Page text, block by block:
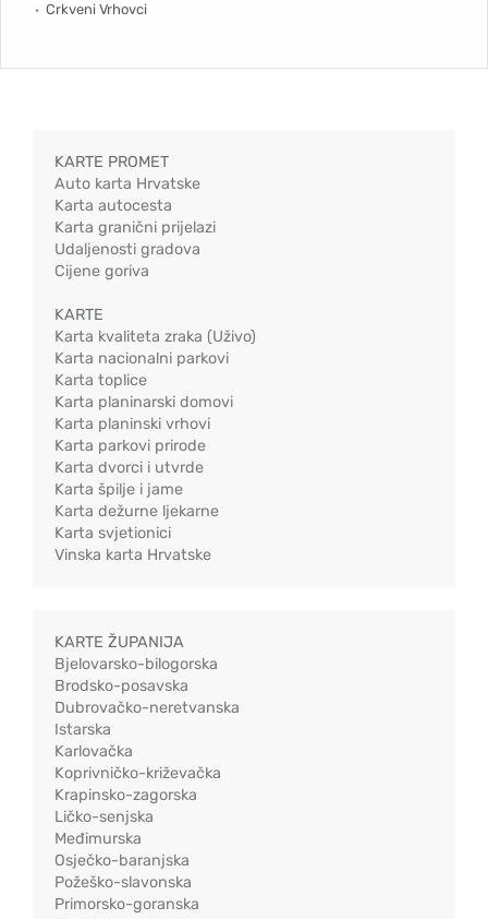
Crkveni Vrhovci
KARTE PROMET
Auto karta Hrvatske
Karta autocesta
Karta granični prijelazi
Udaljenosti gradova
Cijene goriva
KARTE
Karta kvaliteta zraka (Uživo)
Karta nacionalni parkovi
Karta toplice
Karta planinarski domovi
Karta planinski vrhovi
Karta parkovi prirode
Karta dvorci i utvrde
Karta špilje i jame
Karta dežurne ljekarne
Karta svjetionici
Vinska karta Hrvatske
KARTE ŽUPANIJA
Bjelovarsko-bilogorska
Brodsko-posavska
Dubrovačko-neretvanska
Istarska
Karlovačka
Koprivničko-križevačka
Krapinsko-zagorska
Ličko-senjska
Međimurska
Osječko-baranjska
Požeško-slavonska
Primorsko-goranska